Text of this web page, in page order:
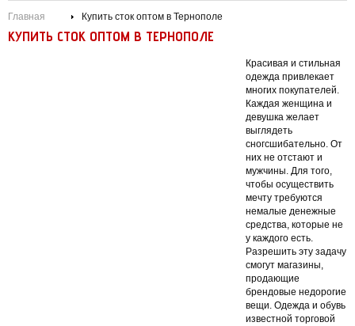
Главная Купить сток оптом в Тернополе
КУПИТЬ СТОК ОПТОМ В ТЕРНОПОЛЕ
Красивая и стильная
одежда привлекает
многих покупателей.
Каждая женщина и
девушка желает
выглядеть
сногсшибательно. От
них не отстают и
мужчины. Для того,
чтобы осуществить
мечту требуются
немалые денежные
средства, которые не
у каждого есть.
Разрешить эту задачу
смогут магазины,
продающие
брендовые недорогие
вещи. Одежда и обувь
известной торговой